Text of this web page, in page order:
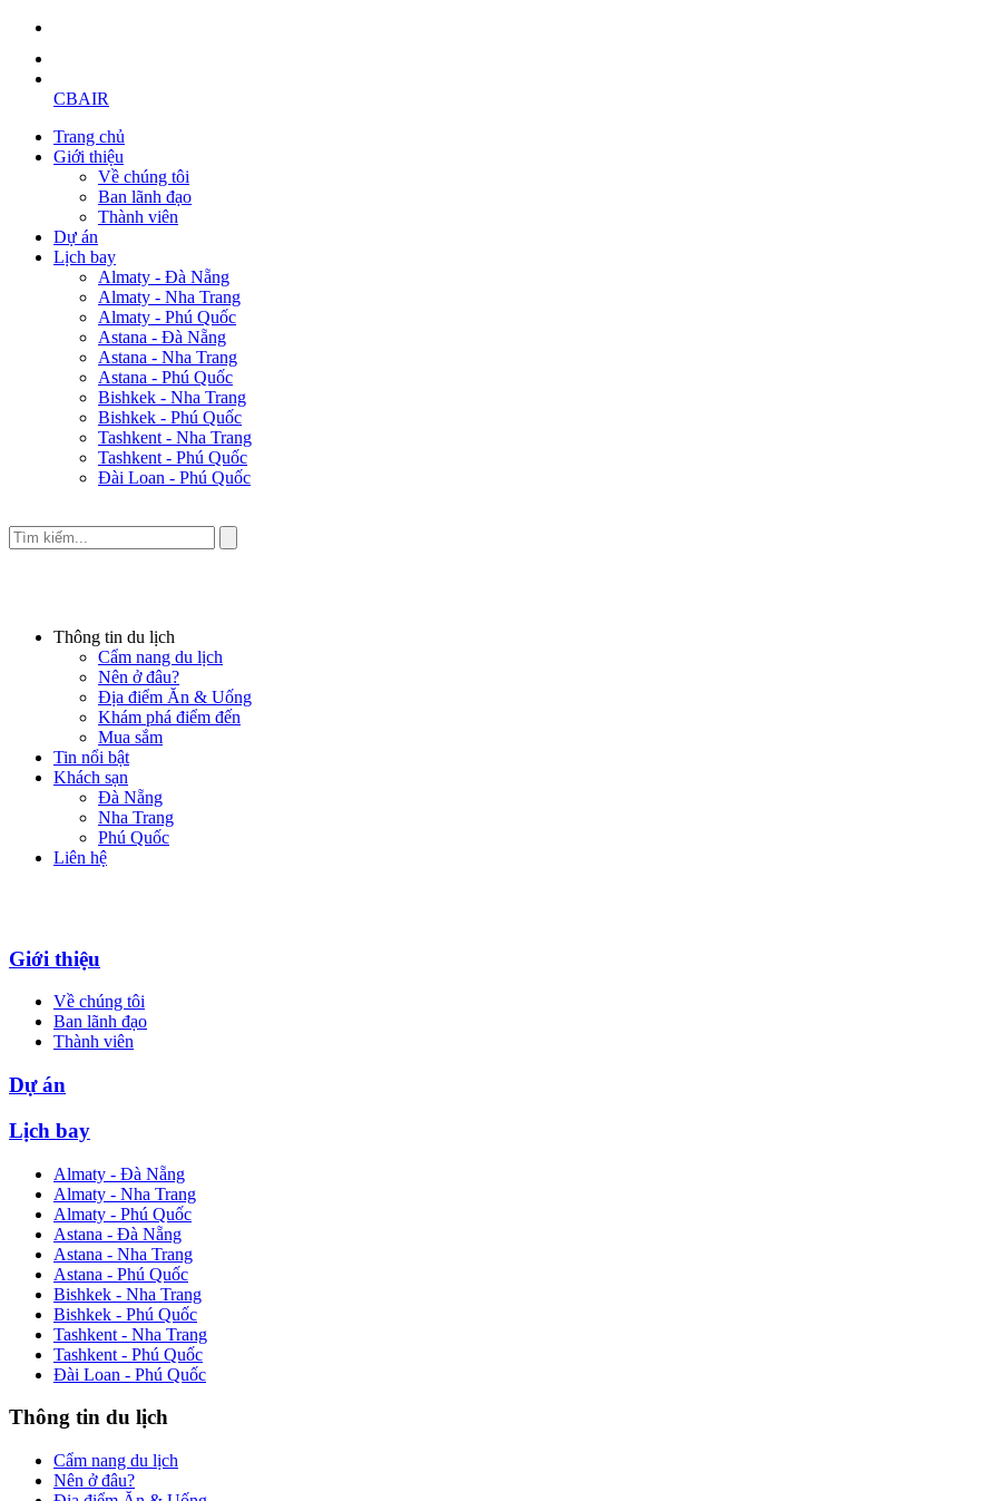
CBAIR
Trang chủ
Giới thiệu
Về chúng tôi
Ban lãnh đạo
Thành viên
Dự án
Lịch bay
Almaty - Đà Nẵng
Almaty - Nha Trang
Almaty - Phú Quốc
Astana - Đà Nẵng
Astana - Nha Trang
Astana - Phú Quốc
Bishkek - Nha Trang
Bishkek - Phú Quốc
Tashkent - Nha Trang
Tashkent - Phú Quốc
Đài Loan - Phú Quốc
Thông tin du lịch
Cẩm nang du lịch
Nên ở đâu?
Địa điểm Ăn & Uống
Khám phá điểm đến
Mua sắm
Tin nổi bật
Khách sạn
Đà Nẵng
Nha Trang
Phú Quốc
Liên hệ
Giới thiệu
Về chúng tôi
Ban lãnh đạo
Thành viên
Dự án
Lịch bay
Almaty - Đà Nẵng
Almaty - Nha Trang
Almaty - Phú Quốc
Astana - Đà Nẵng
Astana - Nha Trang
Astana - Phú Quốc
Bishkek - Nha Trang
Bishkek - Phú Quốc
Tashkent - Nha Trang
Tashkent - Phú Quốc
Đài Loan - Phú Quốc
Thông tin du lịch
Cẩm nang du lịch
Nên ở đâu?